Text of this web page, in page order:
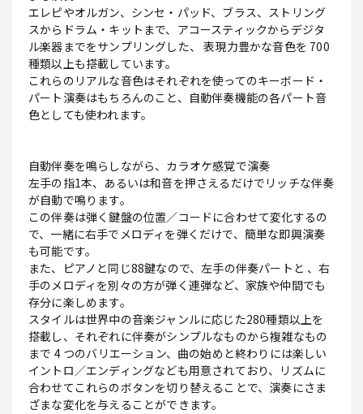
エレピやオルガン、シンセ・パッド、ブラス、ストリング
スからドラム・キットまで、アコースティックからデジタ
ル楽器までをサンプリングした、 表現力豊かな音色を 700
種類以上も搭載しています。
これらのリアルな音色はそれぞれを使ってのキーボード・
パート演奏はもちろんのこと、自動伴奏機能の各パート音
色としても使われます。
自動伴奏を鳴らしながら、カラオケ感覚で演奏
左手の指1本、あるいは和音を押さえるだけでリッチな伴奏
が自動で鳴ります。
この伴奏は弾く鍵盤の位置／コードに合わせて変化するの
で、一緒に右手でメロディを弾くだけで、簡単な即興演奏
も可能です。
また、ピアノと同じ88鍵なので、左手の伴奏パートと 、右
手のメロディを別々の方が弾く連弾など、家族や仲間でも
存分に楽しめます。
スタイルは世界中の音楽ジャンルに応じた280種類以上を
搭載し、それぞれに伴奏がシンプルなものから複雑なもの
まで 4 つのバリエーション、曲の始めと終わりには楽しい
イントロ／エンディングなども用意されており、リズムに
合わせてこれらのボタンを切り替えることで、演奏にさま
ざまな変化を与えることができます。